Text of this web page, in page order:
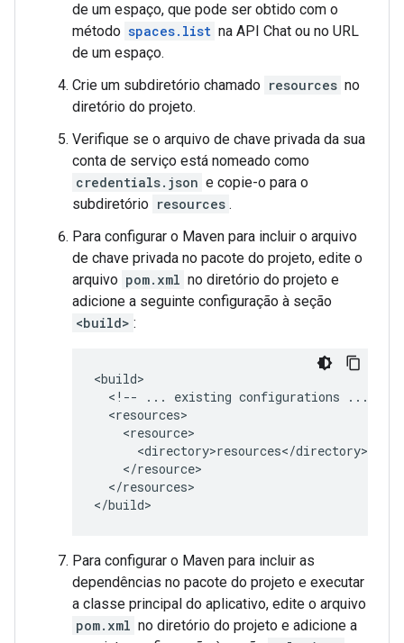
de um espaço, que pode ser obtido com o
método spaces.list na API Chat ou no URL
de um espaço.
Crie um subdiretório chamado resources no
diretório do projeto.
Verifique se o arquivo de chave privada da sua
conta de serviço está nomeado como
credentials.json e copie-o para o
subdiretório resources .
Para configurar o Maven para incluir o arquivo
de chave privada no pacote do projeto, edite o
arquivo pom.xml no diretório do projeto e
adicione a seguinte configuração à seção
<build> :
<!--
... existing configurations ...
</resources>
Para configurar o Maven para incluir as
dependências no pacote do projeto e executar
a classe principal do aplicativo, edite o arquivo
pom.xml no diretório do projeto e adicione a